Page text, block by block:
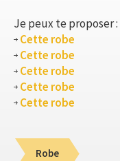
Je peux te proposer :
Cette robe
Cette robe
Cette robe
Cette robe
Cette robe
Robe